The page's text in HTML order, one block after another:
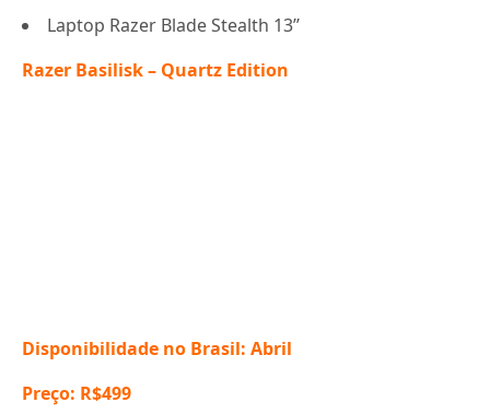
Laptop Razer Blade Stealth 13’’
Razer Basilisk – Quartz Edition
Disponibilidade no Brasil: Abril
Preço: R$499